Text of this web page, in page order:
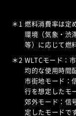
＊1 燃料消費率は定
環境（気象・渋
等）に応じて燃
＊2 WLTCモード：
均的な使用時間
市街地モード：
行を想定したモ
郊外モード：信
定したモードで